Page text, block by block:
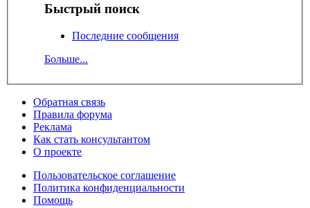
Быстрый поиск
Последние сообщения
Больше...
Обратная связь
Правила форума
Реклама
Как стать консультантом
О проекте
Пользовательское соглашение
Политика конфиденциальности
Помощь